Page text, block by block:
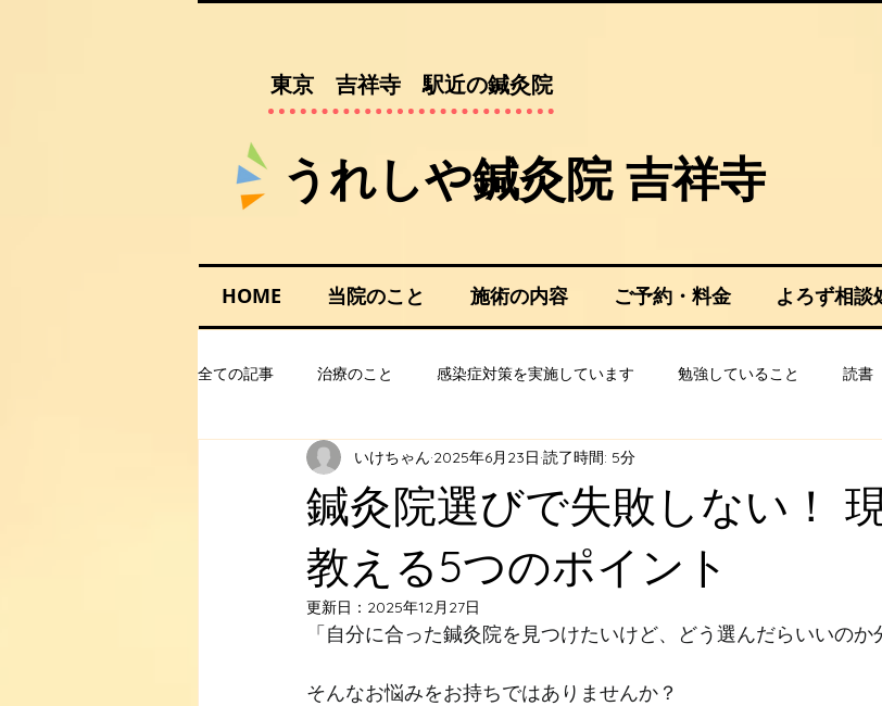
​東京 吉祥寺 駅近の鍼灸院
​​うれしや鍼灸院 吉祥寺​
HOME 当院のこと 施術の内容 ご予約・料金 よろず相談
全ての記事 治療のこと 感染症対策を実施しています 勉強していること 読書
鍼灸院選びで失敗しない！
教える5つのポイント
いけちゃん 2025年6月23日 読了時間: 5分
更新日： 2025年12月27日
「自分に合った鍼灸院を見つけたいけど、どう選んだらいいのか
そんなお悩みをお持ちではありませんか？